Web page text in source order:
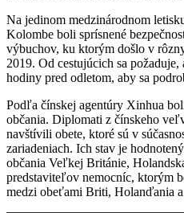
Na jedinom medzinárodnom
Kolombe boli sprísnené
výbuchov, ku ktorým došlo v
2019. Od cestujúcich sa
hodiny pred odletom, aby sa
Podľa čínskej agentúry Xinhua
občania. Diplomati z čínskeho
navštívili obete, ktoré sú v
zariadeniach. Ich stav je
občania Veľkej Británie,
predstaviteľov nemocníc, ktorým
medzi obeťami Briti, Holanďania